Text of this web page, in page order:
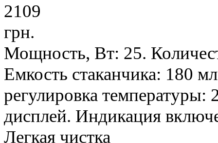
2109
грн.
Мощность, Вт: 25.
Емкость стаканчика: 180
регулировка
дисплей. Индикация
Легкая чистка